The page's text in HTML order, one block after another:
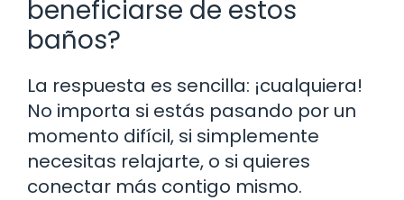
beneficiarse de estos
baños?
La respuesta es sencilla: ¡cualquiera!
No importa si estás pasando por un
momento difícil, si simplemente
necesitas relajarte, o si quieres
conectar más contigo mismo.